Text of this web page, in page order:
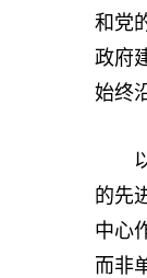
和党
政府
始终
以
的先
中心
而非